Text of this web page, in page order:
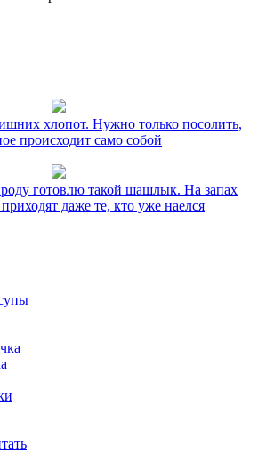
хлопот. Нужно только посолить,
происходит само собой
готовлю такой шашлык. На запах
даже те, кто уже наелся